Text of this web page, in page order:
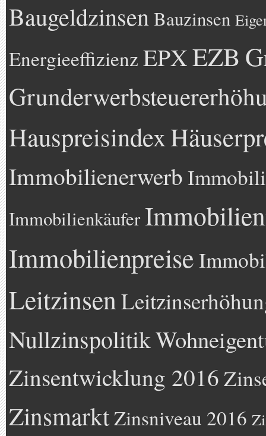
BaugeldzinsenBauzinsen
Energieeffizienz EPXEZB
Hauspreisindex
Immobilienerwerb
Immobilienkäufer
Immobilienpreise
Leitzinsen
Nullzinspolitik
Zinsentwicklung 2016
ZinsmarktZinsniveau 2016